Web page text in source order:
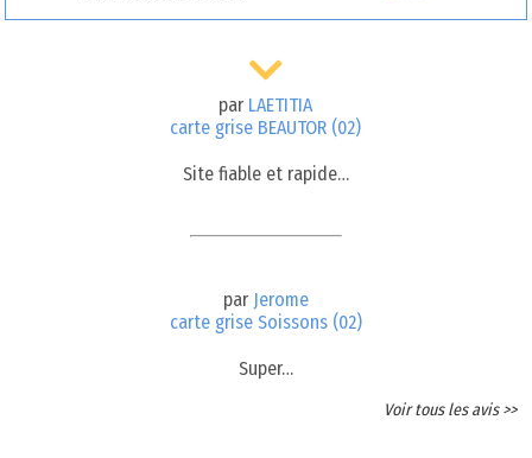
par LAETITIA
carte grise BEAUTOR (02)
Site fiable et rapide…
par Jerome
carte grise Soissons (02)
Super…
Voir tous les avis >>